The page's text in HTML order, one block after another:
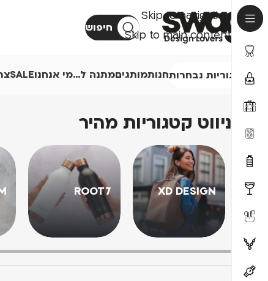
Skip to navigation
Skip to main content
חיפוש
קטגוריות נבחרותחנותמותגיםמתנה ל…מי אנחנוSALE
ניווט קטגוריות מהיר
XD DESIGN
ROOT7